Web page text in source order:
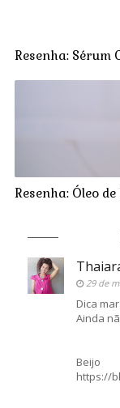
Resenha: Sérum
Resenha: Óleo
29 de
Dica
Ainda
Beijo
https://